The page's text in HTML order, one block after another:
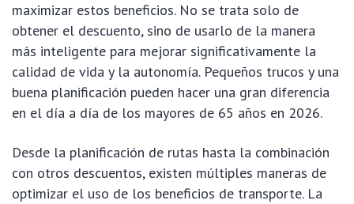
maximizar estos beneficios. No se trata solo de
obtener el descuento, sino de usarlo de la manera
más inteligente para mejorar significativamente la
calidad de vida y la autonomía. Pequeños trucos y una
buena planificación pueden hacer una gran diferencia
en el día a día de los mayores de 65 años en 2026.
Desde la planificación de rutas hasta la combinación
con otros descuentos, existen múltiples maneras de
optimizar el uso de los beneficios de transporte. La